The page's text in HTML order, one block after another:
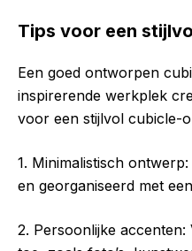
Tips voor een
Een goed ontworpen
inspirerende werkplek
voor een stijlvol cubicle-
1. Minimalistisch
en georganiseerd met
2. Persoonlijke